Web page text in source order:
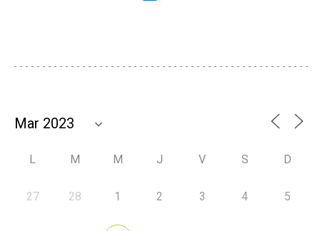
L M M J V S D
27 28 1 2 3 4 5